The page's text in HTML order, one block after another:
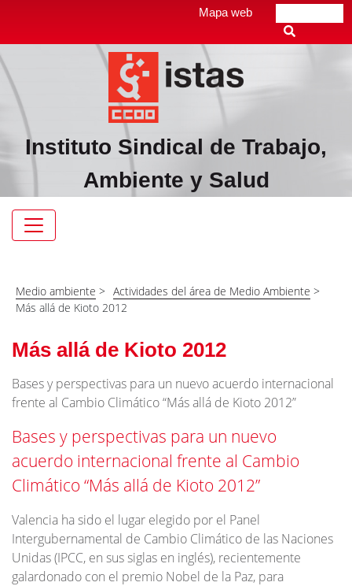
contenido
principal
Mapa web
Instituto Sindical de Trabajo,
Ambiente y Salud
Navegación
Medio ambiente > Actividades del área de Medio Ambiente >
Más allá de Kioto 2012
Más allá de Kioto 2012
Bases y perspectivas para un nuevo acuerdo internacional
frente al Cambio Climático “Más allá de Kioto 2012”
Bases y perspectivas para un nuevo
acuerdo internacional frente al Cambio
Climático “Más allá de Kioto 2012”
Valencia ha sido el lugar elegido por el Panel
Intergubernamental de Cambio Climático de las Naciones
Unidas (IPCC, en sus siglas en inglés), recientemente
galardonado con el premio Nobel de la Paz, para